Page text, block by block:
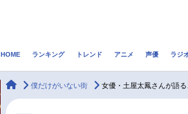
HOME ランキング トレンド アニメ 声優 ラジ
animateTimes
僕だけがいない街 女優・土屋太鳳さんが語